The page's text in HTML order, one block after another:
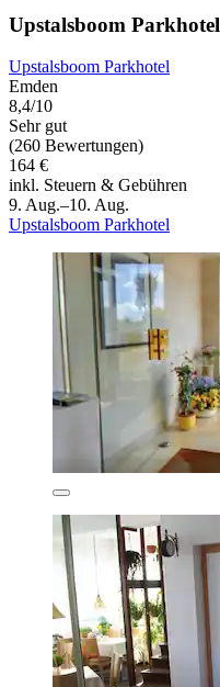
Upstalsboom Parkhotel
Upstalsboom Parkhotel
Emden
8,4/10
Sehr gut
(260 Bewertungen)
164 €
inkl. Steuern & Gebühren
9. Aug.–10. Aug.
Upstalsboom Parkhotel